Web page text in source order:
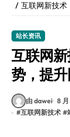
互联网新技术
站长资讯
互联网
势，提
由 dawei 8
#互联网新技术 #